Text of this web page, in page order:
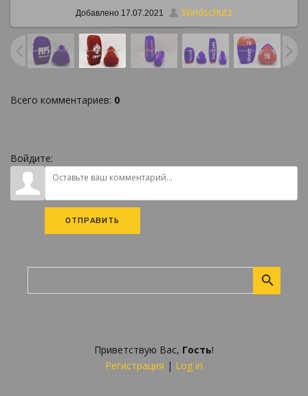
Приветствую Вас, Гость!
Регистрация | Log in
Добавлено 17.07.2021 Windschutz
Всего комментариев: 0
Войдите:
ОТПРАВИТЬ